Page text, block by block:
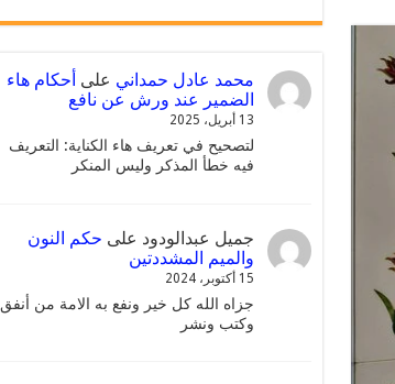
محمد عادل حمداني على أحكام هاء
الضمير عند ورش عن نافع
13 أبريل، 2025
لتصحيح في تعريف هاء الكناية: التعريف
فيه خطأ المذكر وليس المنكر
جميل عبدالودود على حكم النون
والميم المشددتين
15 أكتوبر، 2024
جزاه الله كل خير ونفع به الامة من أنفق
وكتب ونشر